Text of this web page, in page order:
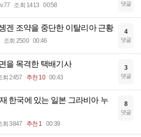
조회 1413 00:58 댓글
겐 조약을 중단한 이탈리아 근황
조회 2500 00:46
4
댓글
을 목격한 택배기사
회 2457 추천 10 00:43
3
댓글
한국에 있는 일본 그라비아 누
회 3847 추천 1 00:39
8
댓글